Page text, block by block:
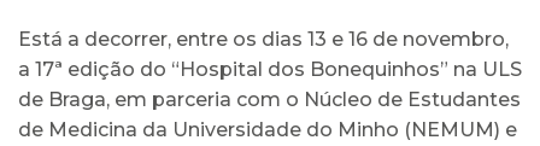
Está a decorrer, entre os dias 13 e 16 de novembro,
a 17ª edição do “Hospital dos Bonequinhos” na ULS
de Braga, em parceria com o Núcleo de Estudantes
de Medicina da Universidade do Minho (NEMUM) e